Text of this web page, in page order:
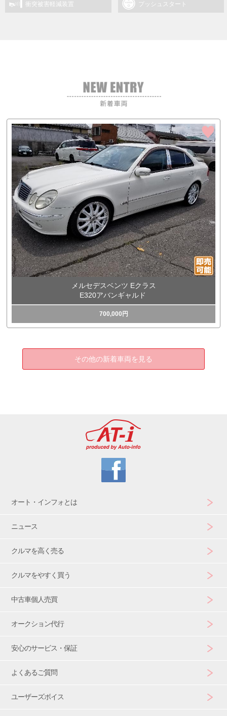
衝突被害軽減装置 プッシュスタート
メルセデスベンツ Eクラス
E320アバンギャルド
700,000円
その他の新着車両を見る
オート・インフォとは
ニュース
クルマを高く売る
クルマをやすく買う
中古車個人売買
オークション代行
安心のサービス・保証
よくあるご質問
ユーザーズボイス